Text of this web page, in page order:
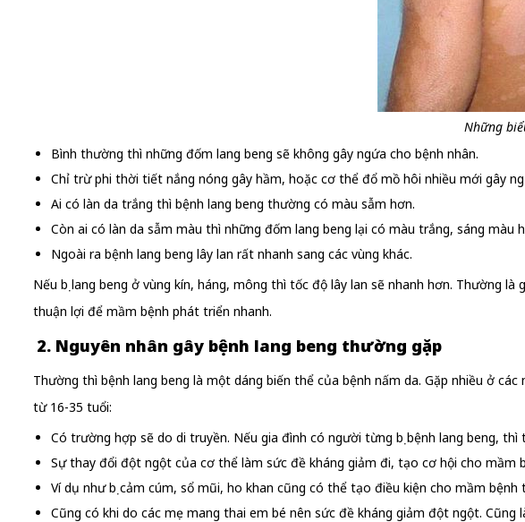
Những
Bình thường thì những đốm lang beng sẽ không gây ngứa cho bệnh nhân.
Chỉ trừ phi thời tiết nắng nóng gây hầm, hoặc cơ thể đổ mồ hôi nhiều mới gây
Ai có làn da trắng thì bệnh lang beng thường có màu sẫm hơn.
Còn ai có làn da sẫm màu thì những đốm lang beng lại có màu trắng, sáng màu
Ngoài ra bệnh lang beng lây lan rất nhanh sang các vùng khác.
Nếu bị lang beng ở vùng kín, háng, mông thì tốc độ lây lan sẽ nhanh hơn. Thường
thuận lợi để mầm bệnh phát triển nhanh.
2. Nguyên nhân gây bệnh lang beng thường gặp
Thường thì bệnh lang beng là một dáng biến thể của bệnh nấm da. Gặp nhiều ở
từ 16-35 tuổi:
Có trường hợp sẽ do di truyền. Nếu gia đình có người từng bị bệnh lang beng, thì
Sự thay đổi đột ngột của cơ thể làm sức đề kháng giảm đi, tạo cơ hội cho mầm
Ví dụ như bị cảm cúm, sổ mũi, ho khan cũng có thể tạo điều kiện cho mầm bệnh
Cũng có khi do các mẹ mang thai em bé nên sức đề kháng giảm đột ngột. Cũng